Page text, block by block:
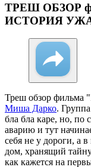
ТРЕШ ОБЗОР
ИСТОРИЯ
Треш обзор фильма
Миша Дарко.
бла бла каре, но, по
аварию и тут
себя не у дороги, а
дом, хранящий тайну
как кажется на